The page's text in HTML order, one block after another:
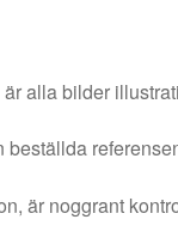
alla bilder
är noggrant